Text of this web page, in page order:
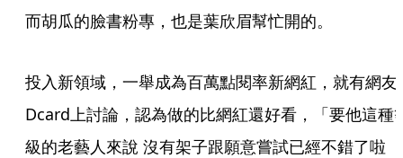
而胡瓜的臉書粉專，也是葉欣眉幫忙開的。
投入新領域，一舉成為百萬點閱率新網紅，就有網友
Dcard上討論，認為做的比網紅還好看，「要他這種
級的老藝人來說 沒有架子跟願意嘗試已經不錯了啦